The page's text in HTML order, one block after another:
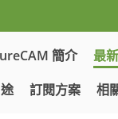
簡介 最
訂閱方案 相